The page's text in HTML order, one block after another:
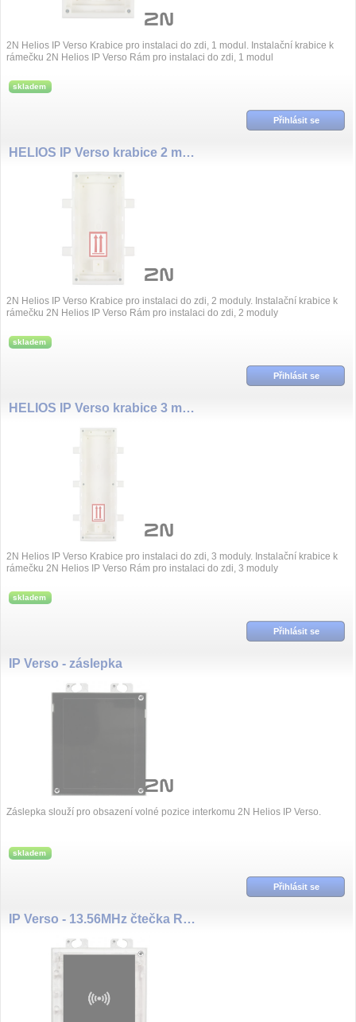
2N Helios IP Verso Krabice pro instalaci do zdi, 1 modul. Instalační krabice k
rámečku 2N Helios IP Verso Rám pro instalaci do zdi, 1 modul
skladem
Přihlásit se
HELIOS IP Verso krabice 2 moduly
2N Helios IP Verso Krabice pro instalaci do zdi, 2 moduly. Instalační krabice k
rámečku 2N Helios IP Verso Rám pro instalaci do zdi, 2 moduly
skladem
Přihlásit se
HELIOS IP Verso krabice 3 moduly
2N Helios IP Verso Krabice pro instalaci do zdi, 3 moduly. Instalační krabice k
rámečku 2N Helios IP Verso Rám pro instalaci do zdi, 3 moduly
skladem
Přihlásit se
IP Verso - záslepka
Záslepka slouží pro obsazení volné pozice interkomu 2N Helios IP Verso.
skladem
Přihlásit se
IP Verso - 13.56MHz čtečka RFID karet, příprava pro NFC, čte UID